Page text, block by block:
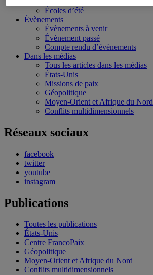
Écoles d’été
Évènements
Évènements à venir
Évènement passé
Compte rendu d’évènements
Dans les médias
Tous les articles dans les médias
États-Unis
Missions de paix
Géopolitique
Moyen-Orient et Afrique du Nord
Conflits multidimensionnels
Réseaux sociaux
facebook
twitter
youtube
instagram
Publications
Toutes les publications
États-Unis
Centre FrancoPaix
Géopolitique
Moyen-Orient et Afrique du Nord
Conflits multidimensionnels